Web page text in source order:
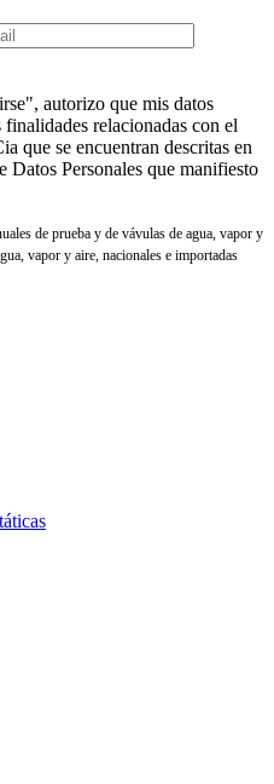
autorizo que mis datos
relacionadas con el
que se encuentran descritas en
Personales que manifiesto
de prueba y de vávulas de agua, vapor y
vapor y aire, nacionales e importadas